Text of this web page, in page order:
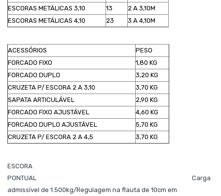
ESCORAS METÁLICAS 3,10
13
2 A 3,10M
ESCORAS METÁLICAS 4,10
23 3 A 4,10M
ACESSÓRIOS
PESO
FORCADO FIXO
1,80 KG
FORCADO DUPLO
3,20 KG
CRUZETA P/ ESCORA 2 A 3,10
3,70 KG
SAPATA ARTICULÁVEL
2,90 KG
FORCADO FIXO AJUSTÁVEL
4,60 KG
FORCADO DUPLO AJUSTÁVEL
5,70 KG
CRUZETA P/ ESCORA 2 A 4,5
3,70 KG
ESCORA
PONTUAL Carga
admissível de 1.500kg/Regulagem na flauta de 10cm em